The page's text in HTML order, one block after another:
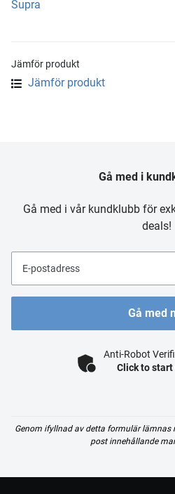
Supra
Jämför produkt
Jämför produkt
Gå med i
Gå med i vår kundklubb för
deals!
E-postadress
Gå med
Anti-Robot
Click to
Genom ifyllnad av detta formulär lämnas
post innehållande